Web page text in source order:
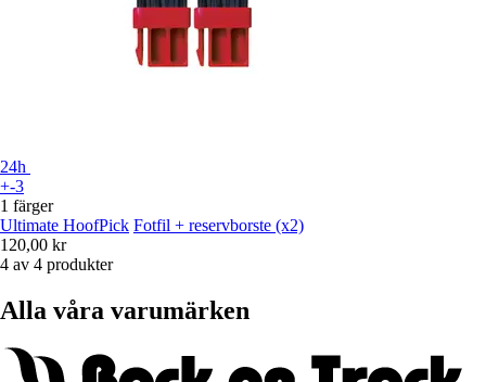
24h
+-3
1 färger
Ultimate HoofPick Fotfil + reservborste (x2)
120,00 kr
4 av 4 produkter
Alla våra varumärken